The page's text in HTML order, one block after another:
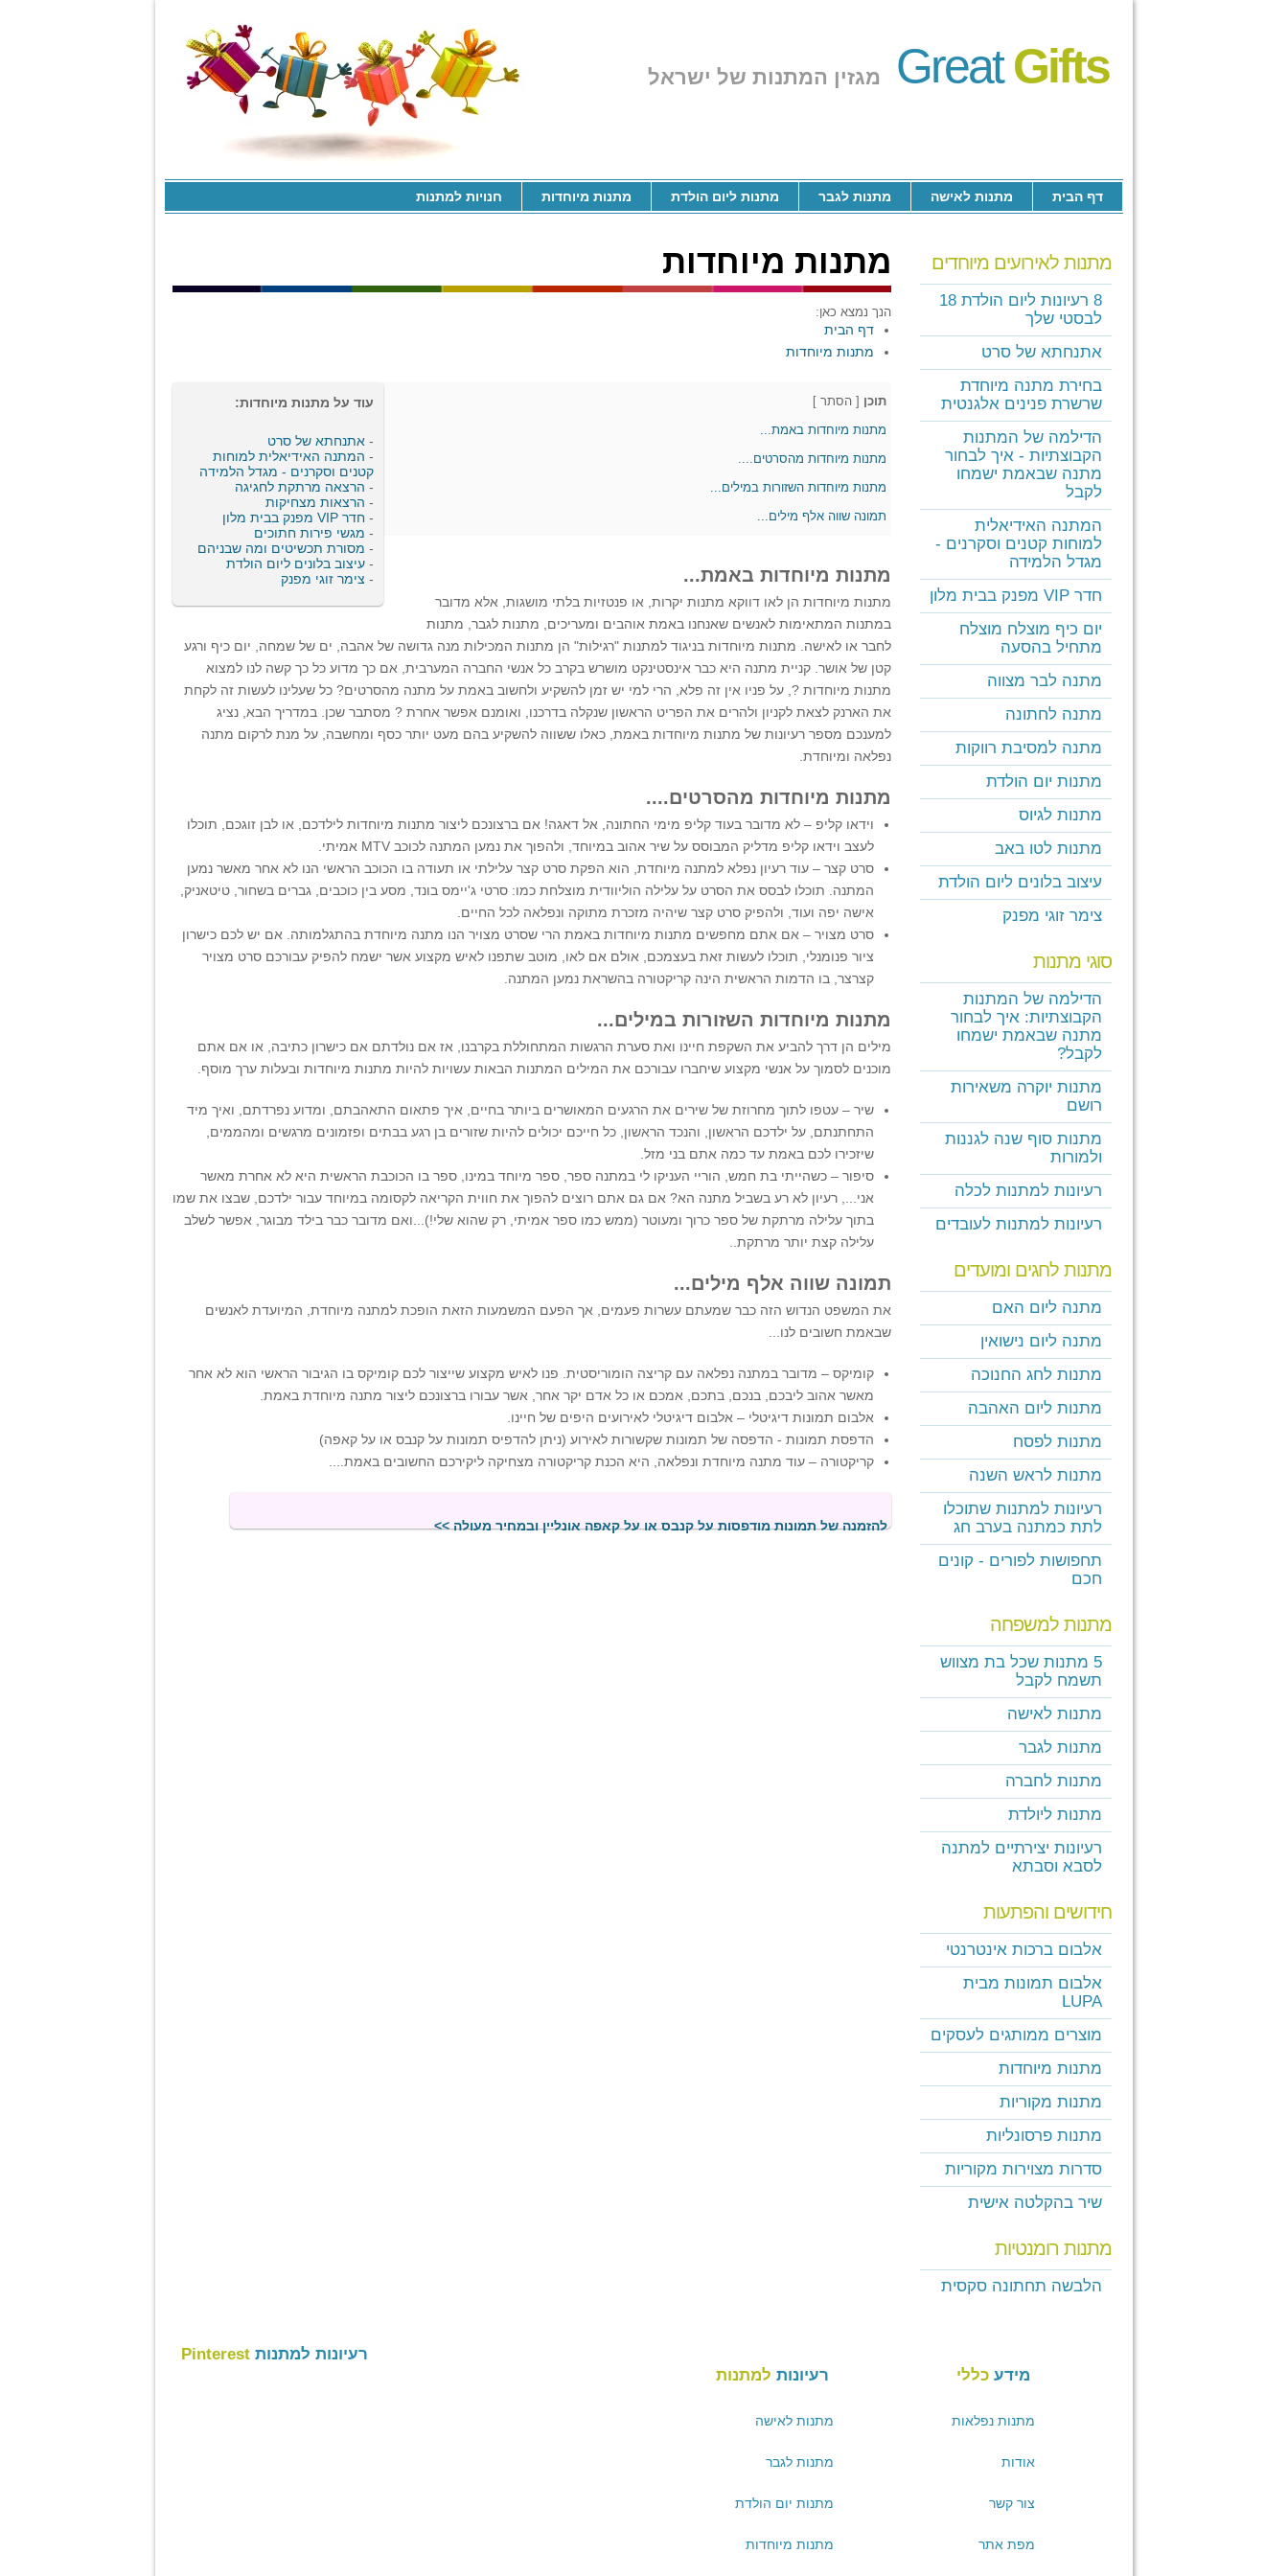
GreatGifts מגזין המתנות של ישראל
דף הבית מתנות לאישה מתנות לגבר מתנות ליום הולדת מתנות מיוחדות חנויות למתנות
מתנות מיוחדות
הנך נמצא כאן:
דף הבית
מתנות מיוחדות
עוד על מתנות מיוחדות:
- אתנחתא של סרט
- המתנה האידיאלית למוחות
קטנים וסקרנים - מגדל הלמידה
- הרצאה מרתקת לחגיגה
- הרצאות מצחיקות
- חדר VIP מפנק בבית מלון
- מגשי פירות חתוכים
- מסורת תכשיטים ומה שבניהם
- עיצוב בלונים ליום הולדת
- צימר זוגי מפנק
תוכן [ הסתר ]
מתנות מיוחדות באמת...
מתנות מיוחדות מהסרטים....
מתנות מיוחדות השזורות במילים...
תמונה שווה אלף מילים...
מתנות מיוחדות באמת...
מתנות מיוחדות הן לאו דווקא מתנות יקרות, או פנטזיות בלתי מושגות, אלא מדובר
במתנות המתאימות לאנשים שאנחנו באמת אוהבים ומעריכים, מתנות לגבר, מתנות
לחבר או לאישה. מתנות מיוחדות בניגוד למתנות "רגילות" הן מתנות המכילות מנה גדושה של אהבה, ים של שמחה, יום כיף ורגע
קטן של אושר. קניית מתנה היא כבר אינסטינקט מושרש בקרב כל אנשי החברה המערבית, אם כך מדוע כל כך קשה לנו למצוא
מתנות מיוחדות ?, על פניו אין זה פלא, הרי למי יש זמן להשקיע ולחשוב באמת על מתנה מהסרטים? כל שעלינו לעשות זה לקחת
את הארנק לצאת לקניון ולהרים את הפריט הראשון שנקלה בדרכנו, ואומנם אפשר אחרת ? מסתבר שכן. במדריך הבא, נציג
למענכם מספר רעיונות של מתנות מיוחדות באמת, כאלו ששווה להשקיע בהם מעט יותר כסף ומחשבה, על מנת לרקום מתנה
נפלאה ומיוחדת.
מתנות מיוחדות מהסרטים....
וידאו קליפ – לא מדובר בעוד קליפ מימי החתונה, אל דאגה! אם ברצונכם ליצור מתנות מיוחדות לילדכם, או לבן זוגכם, תוכלו
לעצב וידאו קליפ מדליק המבוסס על שיר אהוב במיוחד, ולהפוך את נמען המתנה לכוכב MTV אמיתי.
סרט קצר – עוד רעיון נפלא למתנה מיוחדת, הוא הפקת סרט קצר עלילתי או תעודה בו הכוכב הראשי הנו לא אחר מאשר נמען
המתנה. תוכלו לבסס את הסרט על עלילה הוליוודית מוצלחת כמו: סרטי ג'יימס בונד, מסע בין כוכבים, גברים בשחור, טיטאניק,
אישה יפה ועוד, ולהפיק סרט קצר שיהיה מזכרת מתוקה ונפלאה לכל החיים.
סרט מצויר – אם אתם מחפשים מתנות מיוחדות באמת הרי שסרט מצויר הנו מתנה מיוחדת בהתגלמותה. אם יש לכם כישרון
ציור פנומנלי, תוכלו לעשות זאת בעצמכם, אולם אם לאו, מוטב שתפנו לאיש מקצוע אשר ישמח להפיק עבורכם סרט מצויר
קצרצר, בו הדמות הראשית הינה קריקטורה בהשראת נמען המתנה.
מתנות מיוחדות השזורות במילים...
מילים הן דרך להביע את השקפת חיינו ואת סערת הרגשות המתחוללת בקרבנו, אז אם נולדתם אם כישרון כתיבה, או אם אתם
מוכנים לסמוך על אנשי מקצוע שיחברו עבורכם את המילים המתנות הבאות עשויות להיות מתנות מיוחדות ובעלות ערך מוסף.
שיר – עטפו לתוך מחרוזת של שירים את הרגעים המאושרים ביותר בחיים, איך פתאום התאהבתם, ומדוע נפרדתם, ואיך מיד
התחתנתם, על ילדכם הראשון, והנכד הראשון, כל חייכם יכולים להיות שזורים בן רגע בבתים ופזמונים מרגשים ומהממים,
שיזכירו לכם באמת עד כמה אתם בני מזל.
סיפור – כשהייתי בת חמש, הוריי העניקו לי במתנה ספר, ספר מיוחד במינו, ספר בו הכוכבת הראשית היא לא אחרת מאשר
אני..., רעיון לא רע בשביל מתנה הא? אם גם אתם רוצים להפוך את חווית הקריאה לקסומה במיוחד עבור ילדכם, שבצו את שמו
בתוך עלילה מרתקת של ספר כרוך ומעוטר (ממש כמו ספר אמיתי, רק שהוא שלי!)...ואם מדובר כבר בילד מבוגר, אפשר לשלב
עלילה קצת יותר מרתקת..
תמונה שווה אלף מילים...
את המשפט הנדוש הזה כבר שמעתם עשרות פעמים, אך הפעם המשמעות הזאת הופכת למתנה מיוחדת, המיועדת לאנשים
שבאמת חשובים לנו...
קומיקס – מדובר במתנה נפלאה עם קריצה הומוריסטית. פנו לאיש מקצוע שייצור לכם קומיקס בו הגיבור הראשי הוא לא אחר
מאשר אהוב ליבכם, בנכם, בתכם, אמכם או כל אדם יקר אחר, אשר עבורו ברצונכם ליצור מתנה מיוחדת באמת.
אלבום תמונות דיגיטלי – אלבום דיגיטלי לאירועים היפים של חיינו.
הדפסת תמונות - הדפסה של תמונות שקשורות לאירוע (ניתן להדפיס תמונות על קנבס או על קאפה)
קריקטורה – עוד מתנה מיוחדת ונפלאה, היא הכנת קריקטורה מצחיקה ליקירכם החשובים באמת....
להזמנה של תמונות מודפסות על קנבס או על קאפה אונליין ובמחיר מעולה >>
מתנות לאירועים מיוחדים
8 רעיונות ליום הולדת 18
לבסטי שלך
אתנחתא של סרט
בחירת מתנה מיוחדת
שרשרת פנינים אלגנטית
הדילמה של המתנות
הקבוצתיות - איך לבחור
מתנה שבאמת ישמחו
לקבל
המתנה האידיאלית
למוחות קטנים וסקרנים -
מגדל הלמידה
חדר VIP מפנק בבית מלון
יום כיף מוצלח מוצלח
מתחיל בהסעה
מתנה לבר מצווה
מתנה לחתונה
מתנה למסיבת רווקות
מתנות יום הולדת
מתנות לגיוס
מתנות לטו באב
עיצוב בלונים ליום הולדת
צימר זוגי מפנק
סוגי מתנות
הדילמה של המתנות
הקבוצתיות: איך לבחור
מתנה שבאמת ישמחו
לקבל?
מתנות יוקרה משאירות
רושם
מתנות סוף שנה לגננות
ולמורות
רעיונות למתנות לכלה
רעיונות למתנות לעובדים
מתנות לחגים ומועדים
מתנה ליום האם
מתנה ליום נישואין
מתנות לחג החנוכה
מתנות ליום האהבה
מתנות לפסח
מתנות לראש השנה
רעיונות למתנות שתוכלו
לתת כמתנה בערב חג
תחפושות לפורים - קונים
חכם
מתנות למשפחה
5 מתנות שכל בת מצווש
תשמח לקבל
מתנות לאישה
מתנות לגבר
מתנות לחברה
מתנות ליולדת
רעיונות יצירתיים למתנה
לסבא וסבתא
חידושים והפתעות
אלבום ברכות אינטרנטי
אלבום תמונות מבית
LUPA
מוצרים ממותגים לעסקים
מתנות מיוחדות
מתנות מקוריות
מתנות פרסונליות
סדרות מצוירות מקוריות
שיר בהקלטה אישית
מתנות רומנטיות
הלבשה תחתונה סקסית
מידע כללי
מתנות נפלאות
אודות
צור קשר
מפת אתר
רעיונות למתנות
מתנות לאישה
מתנות לגבר
מתנות יום הולדת
מתנות מיוחדות
רעיונות למתנות